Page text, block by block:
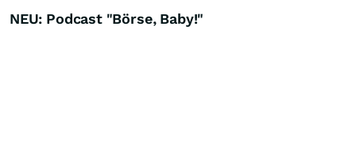
NEU: Podcast "Börse, Baby!"